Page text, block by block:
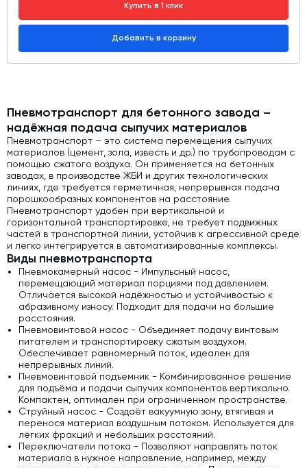
Купить в 1 клик
Добавить в корзину
Пневмотранспорт для бетонного завода –
надёжная подача сыпучих материалов
Пневмотранспорт – это система перемещения сыпучих
материалов (цемент, зола, известь и др.) по трубопроводам с
помощью сжатого воздуха. Он применяется на бетонных
заводах, в производстве ЖБИ и других технологических
линиях, где требуется герметичная, непрерывная подача
порошкообразных компонентов на расстояние.
Пневмотранспорт удобен при вертикальной и
горизонтальной транспортировке, не требует подвижных
частей в транспортной линии, устойчив к агрессивной среде
и легко интегрируется в автоматизированные комплексы.
Виды пневмотранспорта
Пневмокамерный насос - Импульсный насос,
перемещающий материал порциями под давлением.
Отличается высокой надёжностью и устойчивостью к
абразивному износу. Подходит для подачи на большие
расстояния.
Пневмовинтовой насос - Объединяет подачу винтовым
питателем и транспортировку сжатым воздухом.
Обеспечивает равномерный поток, идеален для
непрерывных линий.
Пневмовинтовой подъемник - Комбинированное решение
для подъёма и подачи сыпучих компонентов вертикально.
Компактен, оптимален при ограниченном пространстве.
Струйный насос - Создаёт вакуумную зону, втягивая и
перенося материал воздушным потоком. Используется для
лёгких фракций и небольших расстояний.
Переключатели потока - Позволяют направлять поток
материала в нужное направление, например, между